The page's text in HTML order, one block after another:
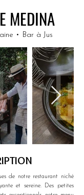
MEDINA
• Bar à Jus
de notre restaurant niché
et sereine. Des petites